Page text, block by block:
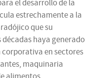
el desarrollo de la
estrechamente a la
que su
haya generado
en sectores
maquinaria